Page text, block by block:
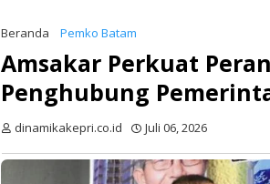
Beranda Pemko Batam
Amsakar Perkuat
Penghubung
dinamikakepri.co.id Juli 06, 2026